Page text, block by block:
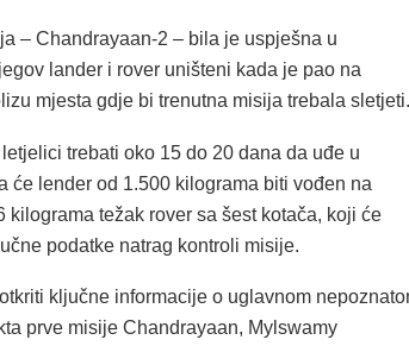
– Chandrayaan-2 – bila je uspješna u
lander i rover uništeni kada je pao na
mjesta gdje bi trenutna misija trebala sletjeti.
trebati oko 15 do 20 dana da uđe u
će lender od 1.500 kilograma biti vođen na
kilograma težak rover sa šest kotača, koji će
podatke natrag kontroli misije.
ključne informacije o uglavnom
prve misije Chandrayaan, Mylswamy